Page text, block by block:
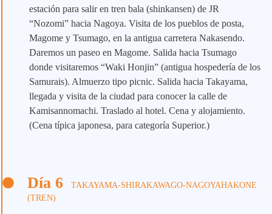
estación para salir en tren bala (shinkansen) de JR
“Nozomi” hacia Nagoya. Visita de los pueblos de posta,
Magome y Tsumago, en la antigua carretera Nakasendo.
Daremos un paseo en Magome. Salida hacia Tsumago
donde visitaremos “Waki Honjin” (antigua hospedería de los
Samurais). Almuerzo tipo picnic. Salida hacia Takayama,
llegada y visita de la ciudad para conocer la calle de
Kamisannomachi. Traslado al hotel. Cena y alojamiento.
(Cena típica japonesa, para categoría Superior.)
Día 6
TAKAYAMA-SHIRAKAWAGO-NAGOYAHAKONE
(TREN)